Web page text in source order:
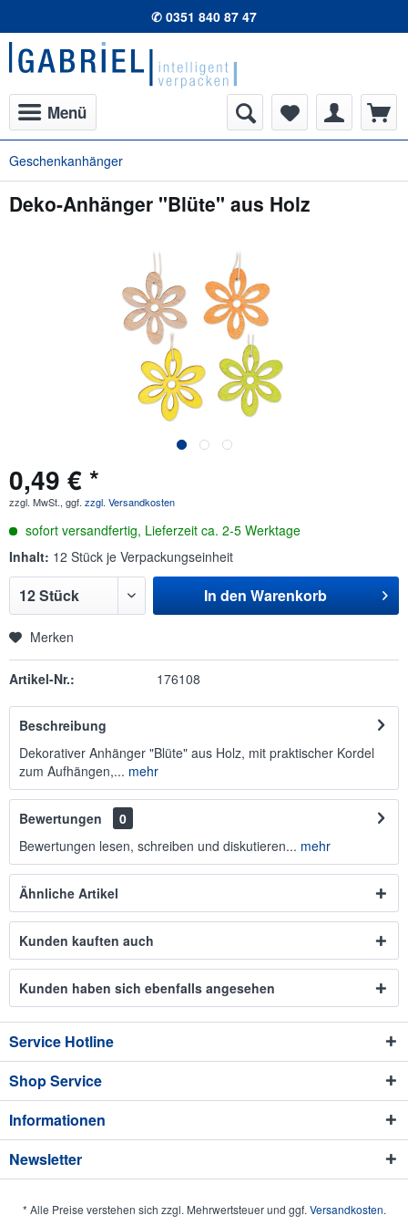
✆ 0351 840 87 47
Menü
Geschenkanhänger
Deko-Anhänger "Blüte" aus Holz
0,49 € *
zzgl. MwSt., ggf. zzgl. Versandkosten
sofort versandfertig, Lieferzeit ca. 2-5 Werktage
Inhalt: 12 Stück je Verpackungseinheit
In den Warenkorb
Merken
Artikel-Nr.: 176108
Beschreibung
Dekorativer Anhänger "Blüte" aus Holz, mit praktischer Kordel
zum Aufhängen,... mehr
Bewertungen
0
Bewertungen lesen, schreiben und diskutieren... mehr
Ähnliche Artikel
Kunden kauften auch
Kunden haben sich ebenfalls angesehen
Service Hotline
Shop Service
Informationen
Newsletter
* Alle Preise verstehen sich zzgl. Mehrwertsteuer und ggf. Versandkosten.